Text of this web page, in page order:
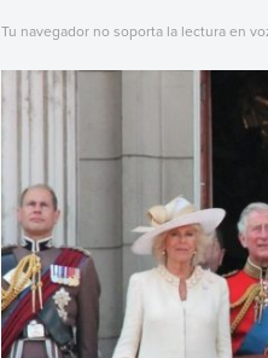
Tu navegador no soporta la lectura en